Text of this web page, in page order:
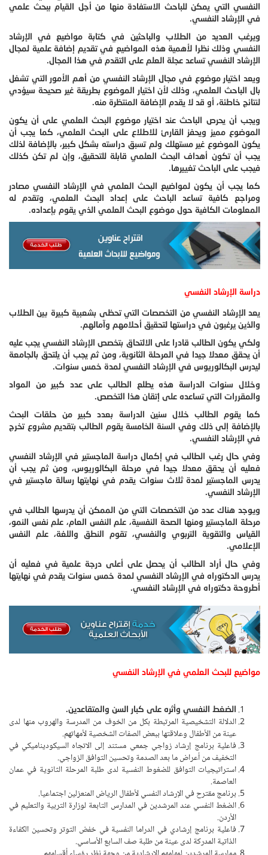
النفسي التي يمكن للباحث الاستفادة منها من أجل القيام ببحث علمي
في الإرشاد النفسي.
ويرغب العديد من الطلاب والباحثين في كتابة مواضيع في الإرشاد
النفسي وذلك نظرا لأهمية هذه المواضيع في تقديم إضافة علمية لمجال
الإرشاد النفسي تساعد عجلة العلم على التقدم في هذا المجال.
ويعد اختيار موضوع في مجال الإرشاد النفسي من أهم الأمور التي تشغل
بال الباحث العلمي، وذلك لأن اختيار الموضوع بطريقة غير صحيحة سيؤدي
لنتائج خاطئة، أو قد لا يقدم الإضافة المنتظرة منه.
ويجب أن يحرص الباحث عند اختيار موضوع البحث العلمي على أن يكون
الموضوع مميز ويحفز القارئ للاطلاع على البحث العلمي، كما يجب أن
يكون الموضوع غير مستهلك ولم تسبق دراسته بشكل كبير، بالإضافة لذلك
يجب أن تكون أهداف البحث العلمي قابلة للتحقيق، وإن لم تكن كذلك
فيجب على الباحث تغييرها.
كما يجب أن يكون لمواضيع البحث العلمي في الإرشاد النفسي مصادر
ومراجع كافية تساعد الباحث على إعداد البحث العلمي، وتقدم له
المعلومات الكافية حول موضوع البحث العلمي الذي يقوم بإعداده.
دراسة الإرشاد النفسي
يعد الإرشاد النفسي من التخصصات التي تحظى بشعبية كبيرة بين الطلاب
والذين يرغبون في دراستها لتحقيق أحلامهم وآمالهم.
ولكي يكون الطالب قادرا على الالتحاق بتخصص الإرشاد النفسي يجب عليه
أن يحقق معدلا جيدا في المرحلة الثانوية، ومن ثم يجب أن يلتحق بالجامعة
ليدرس البكالوريوس في الإرشاد النفسي لمدة خمس سنوات.
وخلال سنوات الدراسة هذه يطلع الطالب على عدد كبير من المواد
والمقررات التي تساعده على إتقان هذا التخصص.
كما يقوم الطالب خلال سنين الدراسة بعدد كبير من حلقات البحث
بالإضافة إلى ذلك وفي السنة الخامسة يقوم الطالب بتقديم مشروع تخرج
في الإرشاد النفسي.
وفي حال رغب الطالب في إكمال دراسة الماجستير في الإرشاد النفسي
فعليه أن يحقق معدلا جيدا في مرحلة البكالوريوس، ومن ثم يجب أن
يدرس الماجستير لمدة ثلاث سنوات يقدم في نهايتها رسالة ماجستير في
الإرشاد النفسي.
ويوجد هناك عدد من التخصصات التي من الممكن أن يدرسها الطالب في
مرحلة الماجستير ومنها الصحة النفسية، علم النفس العام، علم نفس النمو،
القياس والتقوية التربوي والنفسي، تقوم النطق واللغة، علم النفس
الإعلامي.
وفي حال أراد الطالب أن يحصل على أعلى درجة علمية في فعليه أن
يدرس الدكتوراه في الإرشاد النفسي لمدة خمس سنوات يقدم في نهايتها
أطروحة دكتوراه في الإرشاد النفسي.
مواضيع للبحث العلمي في الإرشاد النفسي
الضغط النفسي وأثره على كبار السن والمتقاعدين.
الدلالة التشخيصية المرتبطة بكل من الخوف من المدرسة والهروب منها لدى
عينة من الأطفال وعلاقتها ببعض الصفات الشخصية لأمهاتهم.
فاعلية برنامج إرشاد زواجي جمعي مستند إلى الاتجاه السيكوديناميكي في
التخفيف من أعراض ما بعد الصدمة وتحسين التوافق الزواجي.
استراتيجيات التوافق للضغوط النفسية لدى طلبة المرحلة الثانوية في عمان
العاصمة.
برنامج مقترح في الإرشاد النفسي لأطفال الرياض المنعزلين اجتماعيا.
الضغط النفسي عند المرشدين في المدارس التابعة لوزارة التربية والتعليم في
الأردن.
فاعلية برنامج إرشادي في الدراما النفسية في خفض التوتر وتحسين الكفاءة
الذاتية المدركة لدى عينة من طلبة صف السابع الأساسي.